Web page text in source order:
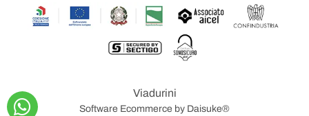
Viadurini
Software Ecommerce by Daisuke®